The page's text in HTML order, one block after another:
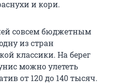
и кори.
совсем бюджетным
из стран
классики. На берег
можно улететь
от 120 до 140 тысяч.